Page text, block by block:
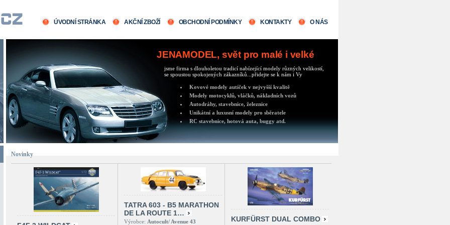
ÚVODNÍ STRÁNKA AKČNÍ ZBOŽÍ OBCHODNÍ PODMÍNKY KONTAKTY O NÁS
JENAMODEL, svět pro malé i velké
jsme firma s dlouholetou tradicí nabízející modely různých velikostí,
se spoustou spokojených zákazníků...přidejte se k nám i Vy
Kovové modely autíček v nejvyšší kvalitě
Modely motocyklů, vláčků, nákladních vozů
Autodráhy, stavebnice, železnice
Unikátní a luxusní modely pro sběratele
RC stavebnice, hotová auta, buggy atd.
Novinky
TATRA 603 - B5 MARATHON
DE LA ROUTE 1…
Výrobce: Autocult/ Avenue 43 KURFÜRST DUAL COMBO